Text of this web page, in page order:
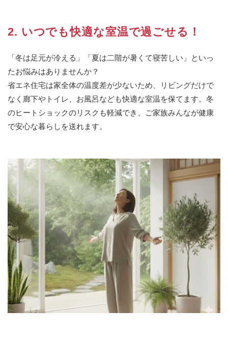
2. いつでも快適な室温で過ごせる！
「冬は足元が冷える」「夏は二階が暑くて寝苦しい」といっ
たお悩みはありませんか？
省エネ住宅は家全体の温度差が少ないため、リビングだけで
なく廊下やトイレ、お風呂なども快適な室温を保てます。冬
のヒートショックのリスクも軽減でき、ご家族みんなが健康
で安心な暮らしを送れます。